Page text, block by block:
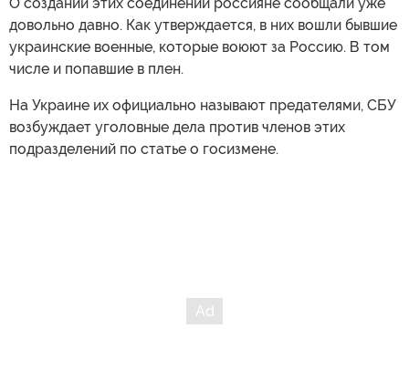
довольно давно. Как утверждается, в них вошли бывшие
украинские военные, которые воюют за Россию. В том
числе и попавшие в плен.
На Украине их официально называют предателями, СБУ
возбуждает уголовные дела против членов этих
подразделений по статье о госизмене.